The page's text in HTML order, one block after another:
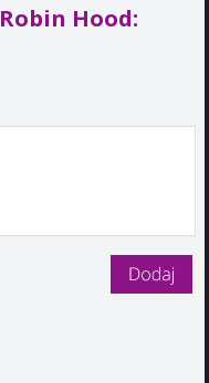
Robin Hood: